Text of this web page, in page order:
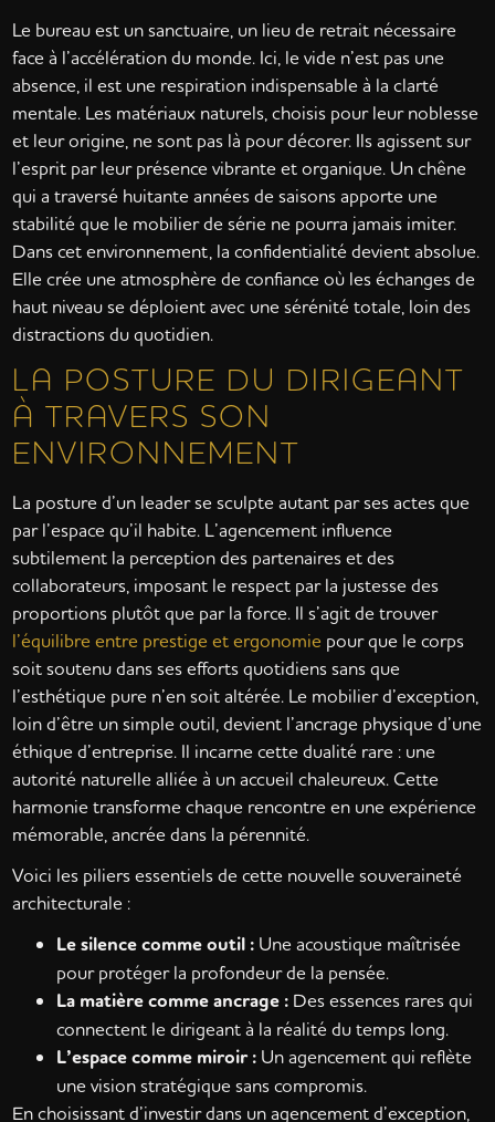
Le bureau est un sanctuaire, un lieu de retrait nécessaire
face à l’accélération du monde. Ici, le vide n’est pas une
absence, il est une respiration indispensable à la clarté
mentale. Les matériaux naturels, choisis pour leur noblesse
et leur origine, ne sont pas là pour décorer. Ils agissent sur
l’esprit par leur présence vibrante et organique. Un chêne
qui a traversé huitante années de saisons apporte une
stabilité que le mobilier de série ne pourra jamais imiter.
Dans cet environnement, la confidentialité devient absolue.
Elle crée une atmosphère de confiance où les échanges de
haut niveau se déploient avec une sérénité totale, loin des
distractions du quotidien.
LA POSTURE DU DIRIGEANT
À TRAVERS SON
ENVIRONNEMENT
La posture d’un leader se sculpte autant par ses actes que
par l’espace qu’il habite. L’agencement influence
subtilement la perception des partenaires et des
collaborateurs, imposant le respect par la justesse des
proportions plutôt que par la force. Il s’agit de trouver
l’équilibre entre prestige et ergonomie pour que le corps
soit soutenu dans ses efforts quotidiens sans que
l’esthétique pure n’en soit altérée. Le mobilier d’exception,
loin d’être un simple outil, devient l’ancrage physique d’une
éthique d’entreprise. Il incarne cette dualité rare : une
autorité naturelle alliée à un accueil chaleureux. Cette
harmonie transforme chaque rencontre en une expérience
mémorable, ancrée dans la pérennité.
Voici les piliers essentiels de cette nouvelle souveraineté
architecturale :
Le silence comme outil : Une acoustique maîtrisée
pour protéger la profondeur de la pensée.
La matière comme ancrage : Des essences rares qui
connectent le dirigeant à la réalité du temps long.
L’espace comme miroir : Un agencement qui reflète
une vision stratégique sans compromis.
En choisissant d’investir dans un agencement d’exception,